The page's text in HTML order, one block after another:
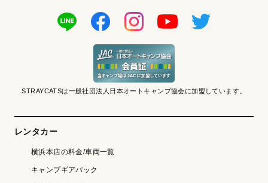
STRAYCATSは一般社団法人日本オートキャンプ協会に加盟しています。
レンタカー
横浜本店の料金/車両一覧
キャンプギアパック